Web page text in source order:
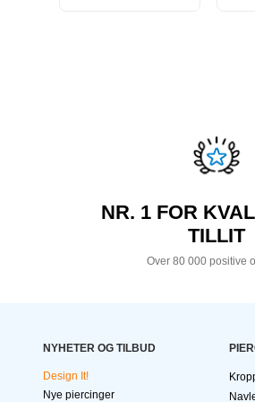
NR. 1 FOR
TILLIT
Over 80 000 positive
NYHETER OG TILBUD
Design It!
Nye piercinger